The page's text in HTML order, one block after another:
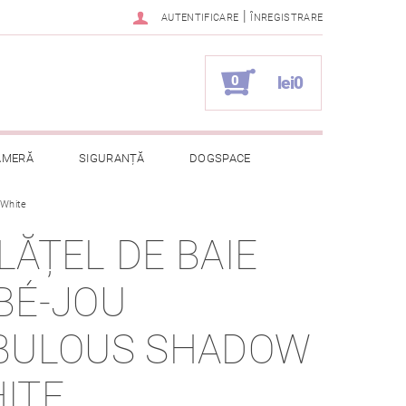
AUTENTIFICARE | ÎNREGISTRARE
0 lei0
SIGURANȚĂ DOGSPACE
CU CARACTER PERSONAL
DE BAIE
JOU
SHADOW